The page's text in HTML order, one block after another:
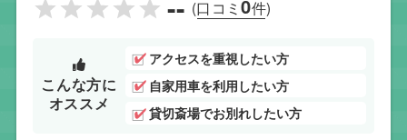
-- (口コミ0件)
こんな方に
オススメ
アクセスを重視したい方
自家用車を利用したい方
貸切斎場でお別れしたい方